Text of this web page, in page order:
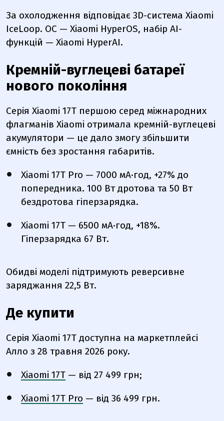
За охолодження відповідає 3D-система Xiaomi
IceLoop. ОС — Xiaomi HyperOS, набір AI-
функцій — Xiaomi HyperAI.
Кремній-вуглецеві батареї
нового покоління
Серія Xiaomi 17T першою серед міжнародних
флагманів Xiaomi отримала кремній-вуглецеві
акумулятори — це дало змогу збільшити
ємність без зростання габаритів.
Xiaomi 17T Pro — 7000 мА·год, +27% до
попередника. 100 Вт дротова та 50 Вт
бездротова гіперзарядка.
Xiaomi 17T — 6500 мА·год, +18%.
Гіперзарядка 67 Вт.
Обидві моделі підтримують реверсивне
заряджання 22,5 Вт.
Де купити
Серія Xiaomi 17T доступна на маркетплейсі
Алло з 28 травня 2026 року.
Xiaomi 17T — від 27 499 грн;
Xiaomi 17T Pro — від 36 499 грн.